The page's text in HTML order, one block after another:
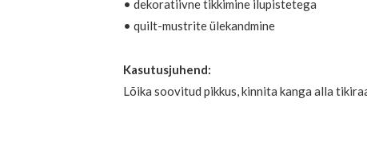
• dekoratiivne tikkimine ilupistetega
• quilt-mustrite ülekandmine
Kasutusjuhend:
Lõika soovitud pikkus, kinnita kanga alla